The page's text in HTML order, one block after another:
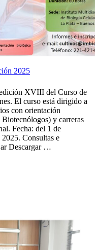
2025
XVIII del Curso de
El curso está dirigido a
con orientación
y carreras
Fecha: del 1 de
Consultas e
Descargar …